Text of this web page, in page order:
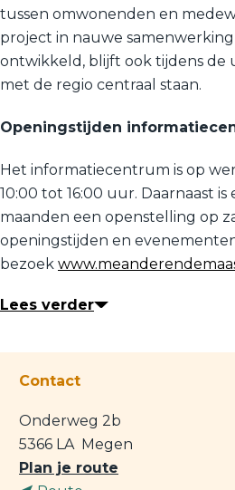
tussen omwonenden en
project in nauwe
ontwikkeld, blijft ook tijdens de
met de regio centraal staan.
Openingstijden
Het informatiecentrum is op
10:00 tot 16:00 uur. Daarnaast
maanden een openstelling op
openingstijden en
bezoek
Lees verder
Contact
Onderweg 2b
5366 LA Megen
Plan je route